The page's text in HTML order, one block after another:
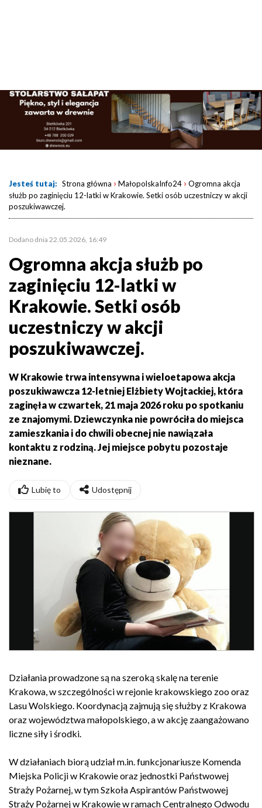
Jesteś tutaj: Strona główna › MałopolskaInfo24 › Ogromna akcja
służb po zaginięciu 12-latki w Krakowie. Setki osób uczestniczy w akcji
poszukiwawczej.
Dodano dnia 22.05.2026, 16:49
Ogromna akcja służb po
zaginięciu 12-latki w
Krakowie. Setki osób
uczestniczy w akcji
poszukiwawczej.
W Krakowie trwa intensywna i wieloetapowa akcja
poszukiwawcza 12-letniej Elżbiety Wojtackiej, która
zaginęła w czwartek, 21 maja 2026 roku po spotkaniu
ze znajomymi. Dziewczynka nie powróciła do miejsca
zamieszkania i do chwili obecnej nie nawiązała
kontaktu z rodziną. Jej miejsce pobytu pozostaje
nieznane.
Lubię to Udostępnij
Działania prowadzone są na szeroką skalę na terenie
Krakowa, w szczególności w rejonie krakowskiego zoo oraz
Lasu Wolskiego. Koordynacją zajmują się służby z Krakowa
oraz województwa małopolskiego, a w akcję zaangażowano
liczne siły i środki.
W działaniach biorą udział m.in. funkcjonariusze Komenda
Miejska Policji w Krakowieoraz jednostki Państwowej
Straży Pożarnej, w tymSzkoła Aspirantów Państwowej
Straży Pożarnej w Krakowiew ramach Centralnego Odwodu